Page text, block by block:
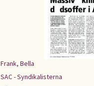
Frank, Bella
SAC - Syndikalisterna